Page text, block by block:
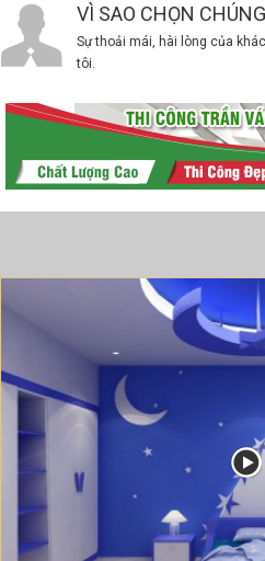
VÌ SAO CHỌN
Sự thoải mái, hài lòng của
tôi.